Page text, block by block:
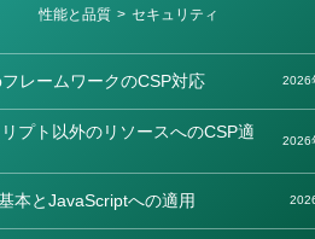
性能と品質 > セキュリティ
レームワークのCSP対応 2026
プト以外のリソースへのCSP適
2026
本とJavaScriptへの適用